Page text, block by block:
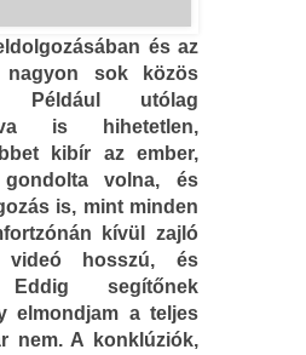
és az
nagyon sok közös
utólag
is hihetetlen,
kibír az ember,
volna, és
is, mint minden
kívül zajló
videó hosszú, és
Eddig segítőnek
elmondjam a teljes
nem. A konklúziók,